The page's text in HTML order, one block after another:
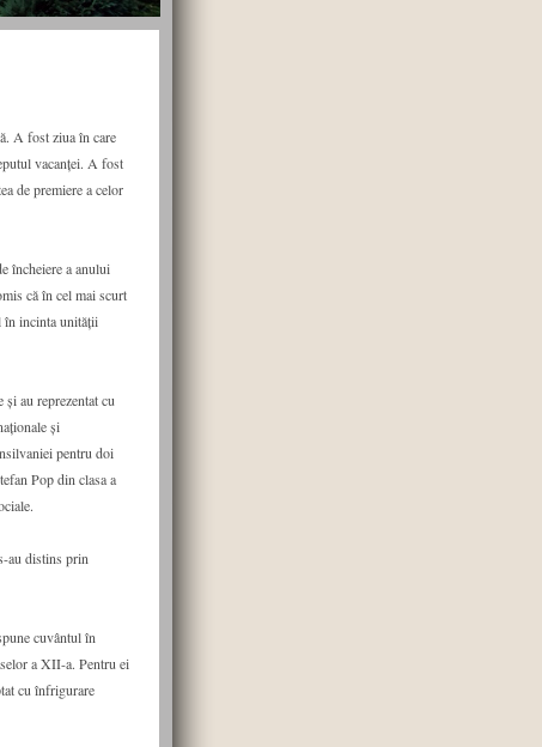
A fost ziua în care
vacanței. A fost
de premiere a celor
încheiere a anului
că în cel mai scurt
în incinta unității
au reprezentat cu
și
pentru doi
Pop din clasa a
au distins prin
cuvântul în
a XII-a. Pentru ei
cu înfrigurare